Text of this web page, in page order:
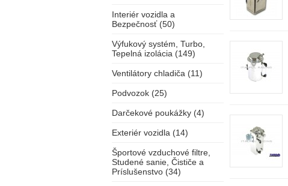
Interiér vozidla a
Bezpečnosť (50)
Výfukový systém, Turbo,
Tepelná izolácia (149)
Ventilátory chladiča (11)
Podvozok (25)
Darčekové poukážky (4)
Exteriér vozidla (14)
Športové vzduchové filtre,
Studené sanie, Čističe a
Príslušenstvo (34)